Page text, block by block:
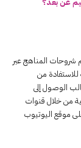
المناهج عبر
من
الوصول إلى
من خلال قنوات
موقع اليوتيوب